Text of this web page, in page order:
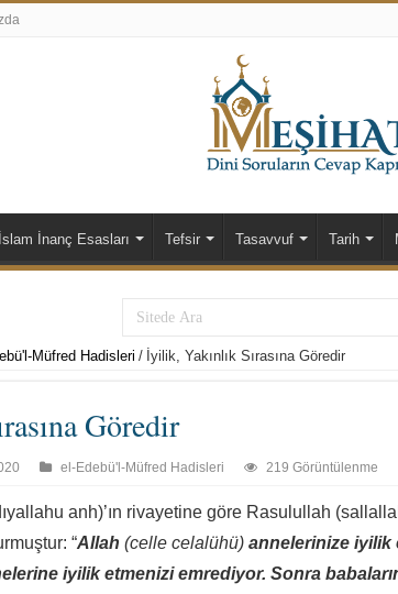
İslam İnanç Esasları Tefsir Tasavvuf Tarih
Müfred Hadisleri / İyilik, Yakınlık Sırasına Göredir
Göredir
el-Edebü'l-Müfred Hadisleri 219 Görüntülenme
anh)’ın rivayetine göre Rasulullah
“Allah (celle celalühü)annelerinize iyilik
iyilik etmenizi emrediyor. Sonra